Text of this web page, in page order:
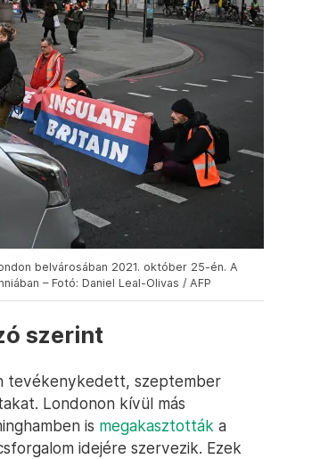
belvárosában 2021. október 25-én. A
– Fotó: Daniel Leal-Olivas / AFP
szerint
tevékenykedett, szeptember
Londonon kívül más
is megakasztották a
idejére szervezik. Ezek